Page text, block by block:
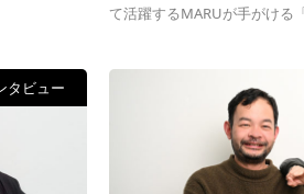
て活躍するMARUが手がける
タビュー